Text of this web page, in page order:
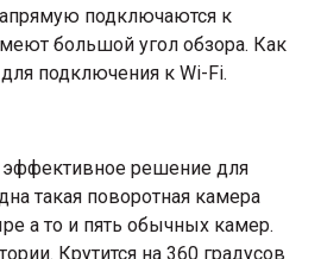
подключаются к
большой угол обзора. Как
подключения к Wi-Fi.
решение для
такая поворотная камера
а то и пять обычных камер.
Крутится на 360 градусов